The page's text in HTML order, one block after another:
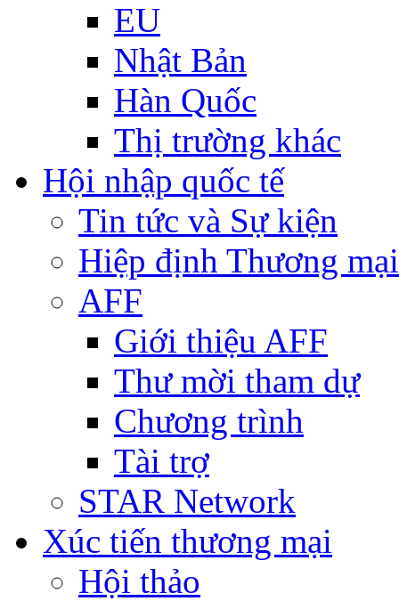
EU
Nhật Bản
Hàn Quốc
Thị trường khác
Hội nhập quốc tế
Tin tức và Sự kiện
Hiệp định Thương
AFF
Giới thiệu AFF
Thư mời tham dự
Chương trình
Tài trợ
STAR Network
Xúc tiến thương mại
Hội thảo